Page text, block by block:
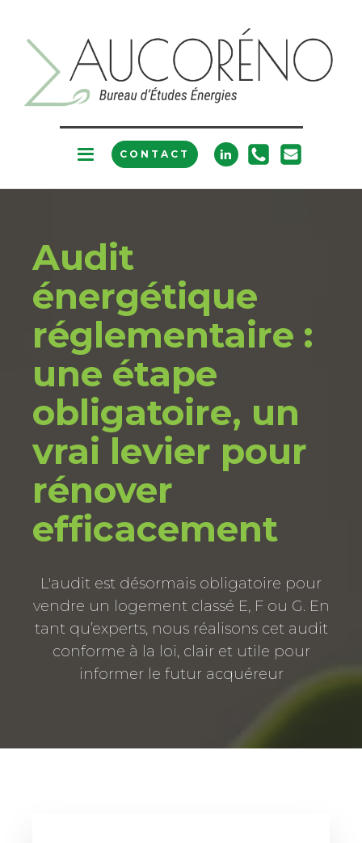
CONTACT
Audit
énergétique
réglementaire :
une étape
obligatoire, un
vrai levier pour
rénover
efficacement
L'audit est désormais obligatoire pour
vendre un logement classé E, F ou G. En
tant qu’experts, nous réalisons cet audit
conforme à la loi, clair et utile pour
informer le futur acquéreur